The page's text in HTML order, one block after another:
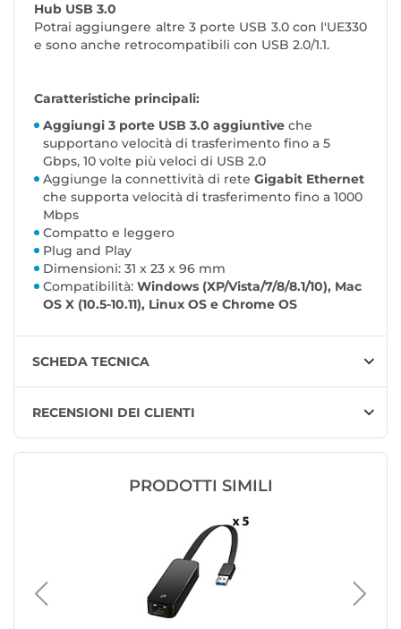
Hub USB 3.0
Potrai aggiungere altre 3 porte USB 3.0 con l'UE330
e sono anche retrocompatibili con USB 2.0/1.1.
Caratteristiche principali:
Aggiungi 3 porte USB 3.0 aggiuntive che
supportano velocità di trasferimento fino a 5
Gbps, 10 volte più veloci di USB 2.0
Aggiunge la connettività di rete Gigabit Ethernet
che supporta velocità di trasferimento fino a 1000
Mbps
Compatto e leggero
Plug and Play
Dimensioni: 31 x 23 x 96 mm
Compatibilità: Windows (XP/Vista/7/8/8.1/10), Mac
OS X (10.5-10.11), Linux OS e Chrome OS
SCHEDA TECNICA
RECENSIONI DEI CLIENTI
PRODOTTI SIMILI